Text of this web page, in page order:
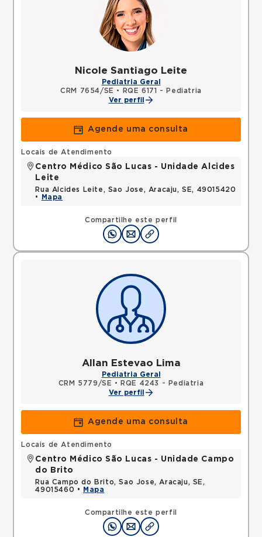
Nicole Santiago Leite
Pediatria Geral
CRM 7654/SE •
RQE 6171 - Pediatria
Ver perfil
Agende uma consulta
Compartilhe este perfil
Locais de Atendimento
Centro Médico São Lucas - Unidade Alcides
Leite
Rua Alcides Leite, Sao Jose, Aracaju, SE, 49015420
•
Mapa
Allan Estevao Lima
Pediatria Geral
CRM 5779/SE •
RQE 4243 - Pediatria
Ver perfil
Agende uma consulta
Compartilhe este perfil
Locais de Atendimento
Centro Médico São Lucas - Unidade Campo
do Brito
Rua Campo do Brito, Sao Jose, Aracaju, SE,
49015460 •
Mapa